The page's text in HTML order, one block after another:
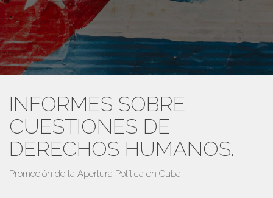
INFORMES SOBRE
CUESTIONES DE
DERECHOS HUMANOS.
Promoción de la Apertura Política en Cuba